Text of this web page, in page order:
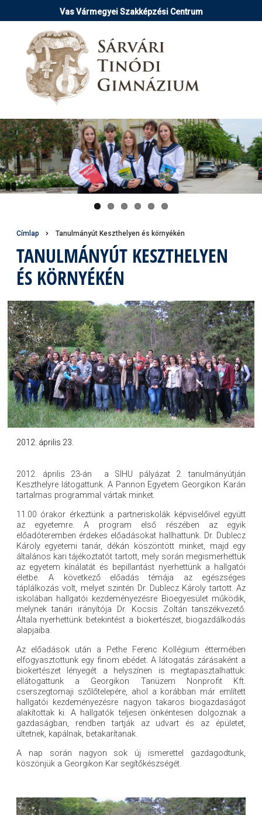
a
tartalomra
Vas Vármegyei Szakképzési Centrum
Morzsa
Címlap Tanulmányút Keszthelyen és környékén
TANULMÁNYÚT KESZTHELYEN
ÉS KÖRNYÉKÉN
2012. április 23-án a SIHU pályázat 2. tanulmányútján
Keszthelyre látogattunk. A Pannon Egyetem Georgikon Karán
tartalmas programmal vártak minket.
11.00 órakor érkeztünk a partneriskolák képviselőivel együtt
az egyetemre. A program első részében az egyik
előadóteremben érdekes előadásokat hallhattunk. Dr. Dublecz
Károly egyetemi tanár, dékán köszöntött minket, majd egy
általános kari tájékoztatót tartott, mely során megismerhettük
az egyetem kínálatát és bepillantást nyerhettünk a hallgatói
életbe. A következő előadás témája az egészséges
táplálkozás volt, melyet szintén Dr. Dublecz Károly tartott. Az
iskolában hallgatói kezdeményezésre Bioegyesület működik,
melynek tanári irányítója Dr. Kocsis Zoltán tanszékvezető.
Általa nyerhettünk betekintést a biokertészet, biogazdálkodás
alapjaiba.
Az előadások után a Pethe Ferenc Kollégium éttermében
elfogyasztottunk egy finom ebédet. A látogatás zárásaként a
biokertészet lényegét a helyszínen is megtapasztalhattuk:
ellátogattunk a Georgikon Tanüzem Nonprofit Kft.
cserszegtomaji szőlőtelepére, ahol a korábban már említett
hallgatói kezdeményezésre nagyon takaros biogazdaságot
alakítottak ki. A hallgatók teljesen önkéntesen dolgoznak a
gazdaságban, rendben tartják az udvart és az épületet,
ültetnek, kapálnak, betakarítanak.
A nap során nagyon sok új ismerettel gazdagodtunk,
köszönjük a Georgikon Kar segítőkészségét.
2012. április 23.